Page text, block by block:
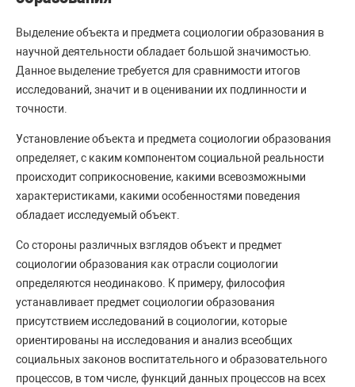
Выделение объекта и предмета социологии образования в
научной деятельности обладает большой значимостью.
Данное выделение требуется для сравнимости итогов
исследований, значит и в оценивании их подлинности и
точности.
Установление объекта и предмета социологии образования
определяет, с каким компонентом социальной реальности
происходит соприкосновение, какими всевозможными
характеристиками, какими особенностями поведения
обладает исследуемый объект.
Со стороны различных взглядов объект и предмет
социологии образования как отрасли социологии
определяются неодинаково. К примеру, философия
устанавливает предмет социологии образования
присутствием исследований в социологии, которые
ориентированы на исследования и анализ всеобщих
социальных законов воспитательного и образовательного
процессов, в том числе, функций данных процессов на всех